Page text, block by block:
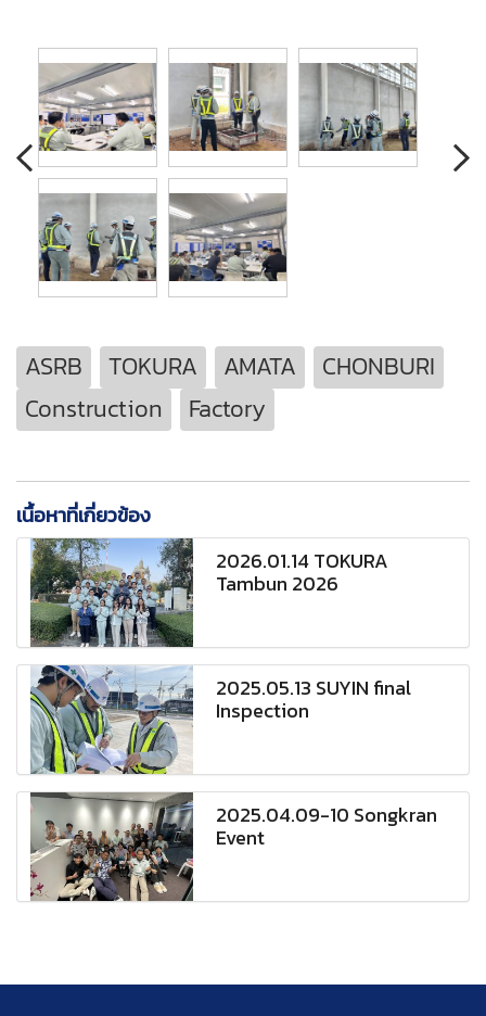
ASRB TOKURA AMATA
CHONBURI
Construction
Factory
เนื้อหาที่เกี่ยวข้อง
2026.01.14 TOKURA
Tambun 2026
2025.05.13 SUYIN final
Inspection
2025.04.09-10 Songkran
Event